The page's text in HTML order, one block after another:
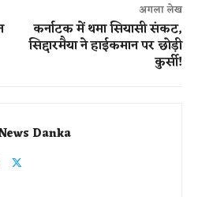
अगला लेख
कर्नाटक में थमा सियासी संकट,
सिद्दारमैया ने हाईकमान पर छोड़ी
कुर्सी!
Danka